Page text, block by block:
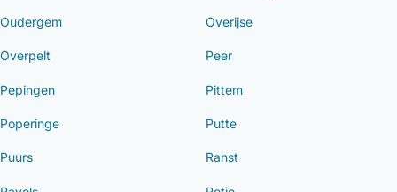
Oudergem Overijse
Overpelt Peer
Pepingen Pittem
Poperinge Putte
Puurs Ranst